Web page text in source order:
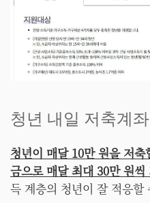
청년 내일 저축계
청년이 매달 10만 원을 저
금으로 매달 최대 30만 원씩
득 계층의 청년이 잘 적응할